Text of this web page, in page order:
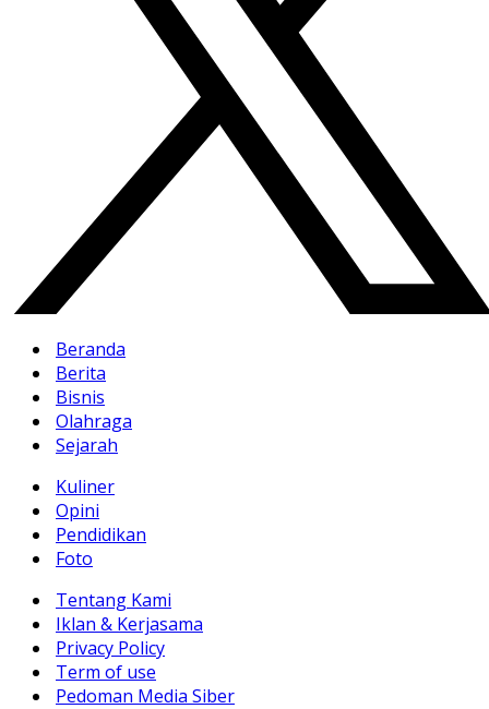
Beranda
Berita
Bisnis
Olahraga
Sejarah
Kuliner
Opini
Pendidikan
Foto
Tentang Kami
Iklan & Kerjasama
Privacy Policy
Term of use
Pedoman Media Siber